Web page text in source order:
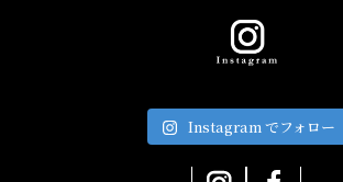
Instagram でフォロー